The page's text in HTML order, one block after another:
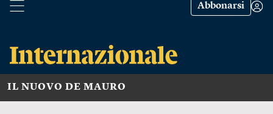
Abbonarsi
IL NUOVO DE MAURO